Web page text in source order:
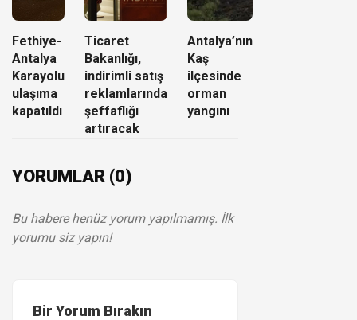
Fethiye-
Antalya
Karayolu
ulaşıma
kapatıldı
Ticaret
Bakanlığı,
indirimli satış
reklamlarında
şeffaflığı
artıracak
Antalya’nın
Kaş
ilçesinde
orman
yangını
YORUMLAR (0)
Bu habere henüz yorum yapılmamış. İlk
yorumu siz yapın!
Bir Yorum Bırakın